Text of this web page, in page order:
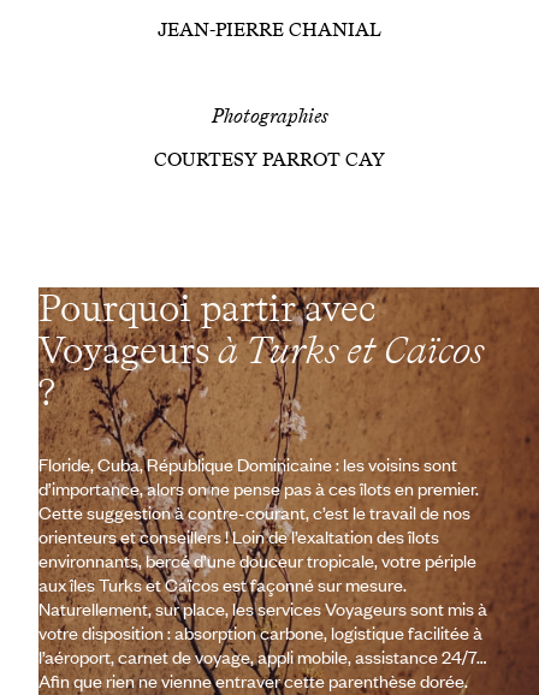
JEAN-PIERRE CHANIAL
Photographies
COURTESY PARROT CAY
Pourquoi partir avec
Voyageursà Turks et Caïcos
?
Floride, Cuba, République Dominicaine : les voisins sont
d’importance, alors on ne pense pas à ces îlots en premier.
Cette suggestion à contre-courant, c’est le travail de nos
orienteurs et conseillers ! Loin de l’exaltation des îlots
environnants, bercé d’une douceur tropicale, votre périple
aux îles Turks et Caïcos est façonné sur mesure.
Naturellement, sur place, les services Voyageurs sont mis à
votre disposition : absorption carbone, logistique facilitée à
l’aéroport, carnet de voyage, appli mobile, assistance 24/7…
Afin que rien ne vienne entraver cette parenthèse dorée.